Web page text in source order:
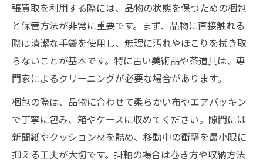
張買取を利用する際には、品物の状態を保つための梱包
と保管方法が非常に重要です。まず、品物に直接触れる
際は清潔な手袋を使用し、無理に汚れやほこりを拭き取
らないことが基本です。特に古い美術品や茶道具は、専
門家によるクリーニングが必要な場合があります。
梱包の際は、品物に合わせて柔らかい布やエアパッキン
で丁寧に包み、箱やケースに収めてください。隙間には
新聞紙やクッション材を詰め、移動中の衝撃を最小限に
抑える工夫が大切です。掛軸の場合は巻き方や収納方法